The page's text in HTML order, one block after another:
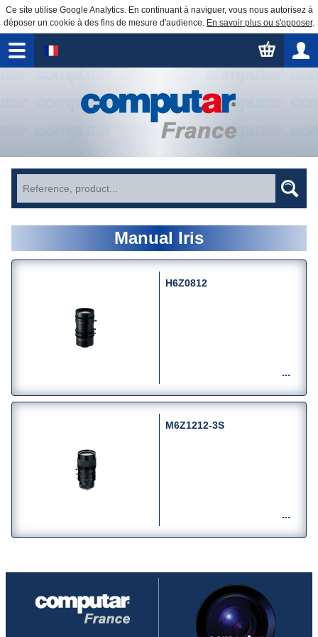
Ce site utilise Google Analytics. En continuant à naviguer, vous nous autorisez à
déposer un cookie à des fins de mesure d'audience. En savoir plus ou s'opposer.
Manual Iris
H6Z0812
M6Z1212-3S